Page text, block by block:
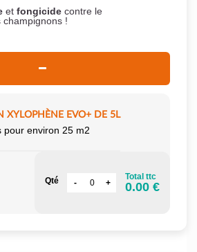
et fongicide contre le
!
XYLOPHÈNE EVO+ DE 5L
pour environ 25 m2
Qté Total ttc
0.00 €